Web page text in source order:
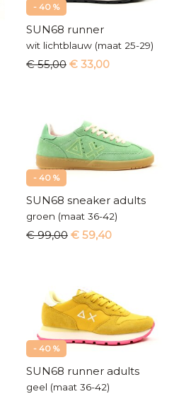
- 40 %
SUN68 runner
wit lichtblauw (maat 25-29)
€ 55,00 € 33,00
- 40 %
SUN68 sneaker adults
groen (maat 36-42)
€ 99,00 € 59,40
- 40 %
SUN68 runner adults
geel (maat 36-42)